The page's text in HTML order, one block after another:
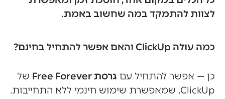
לצוות להתמקד במה שחשוב באמת.
כמה עולה ClickUp והאם אפשר להתחיל בחינם?
כן — אפשר להתחיל עם גרסת Free Forever
של
ClickUp, שמאפשרת שימוש חינמי ללא התחייבות.